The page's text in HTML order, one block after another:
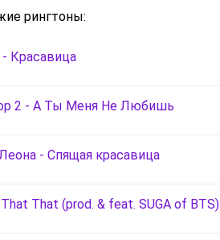
рингтоны:
- Красавица
2 - А Ты Меня Не Любишь
- Спящая красавица
That (prod. & feat. SUGA of BTS)